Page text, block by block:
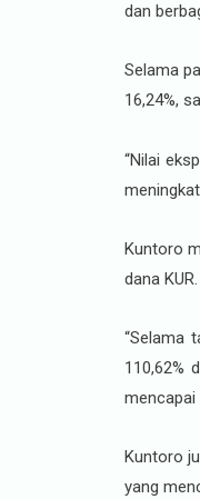
dan
Selama
16,24%,
“Nilai
Kuntoro
dana
“Selama
110,62%
mencapai
Kuntoro
yang